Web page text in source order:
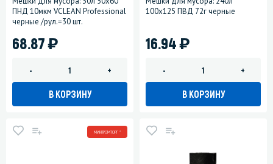
ПНД 10мкм VCLEAN Professional
черные /рул.=30 шт.
68.87)
- +
В КОРЗИНУ
100х125 ПВД 72г черные
16.94)
- +
В КОРЗИНУ
МИНПРОМТОРГ *